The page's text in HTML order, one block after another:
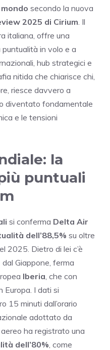
secondo la nuova
2025 di Cirium . Il
italiana, offre una
in volo e a
hub strategici e
nitida che chiarisce chi,
riesce davvero a
diventato fondamentale
e le tensioni
la
puntuali
si conferma Delta Air
dell’88,5% su oltre
2025. Dietro di lei c’è
dal Giappone, ferma
Iberia , che con
Europa. I dati si
15 minuti dall’orario
adottato da
ha registrato una
dell’80% , come